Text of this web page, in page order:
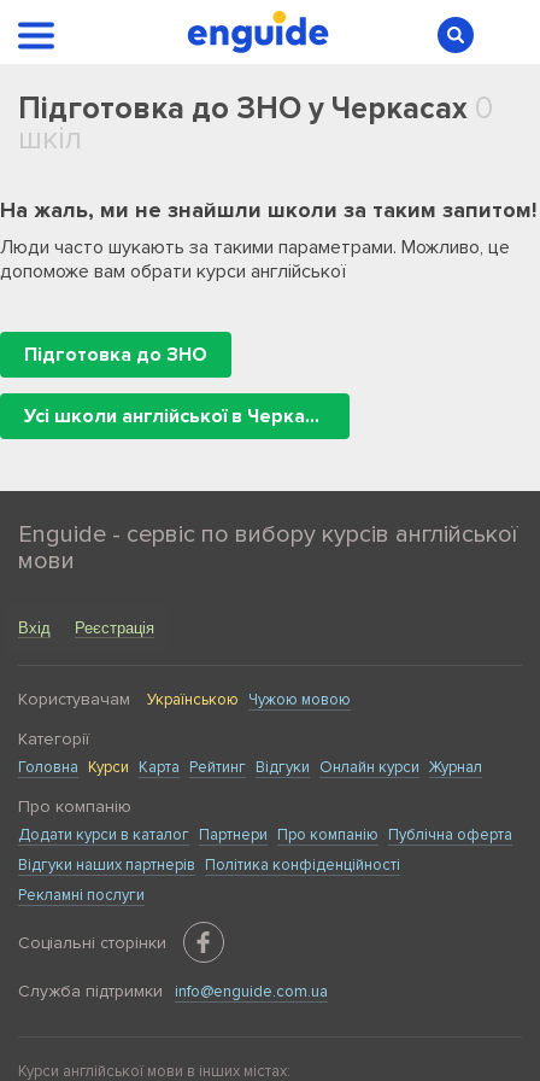
Підготовка до ЗНО у Черкасах 0
шкіл
На жаль, ми не знайшли школи за таким запитом!
Люди часто шукають за такими параметрами. Можливо, це
допоможе вам обрати курси англійської
Підготовка до ЗНО
Усі школи англійської в Черкасах
Enguide - сервіс по вибору курсів англійської
мови
Вхід Реєстрація
Користувачам Українською Чужою мовою
Категорії
Головна Курси Карта Рейтинг Відгуки Онлайн курси Журнал
Про компанію
Додати курси в каталог Партнери Про компанію
Публічна оферта
Відгуки наших партнерів
Політика конфіденційності
Рекламні послуги
Соціальні сторінки
Служба підтримки info@enguide.com.ua
Курси англійської мови в інших містах: